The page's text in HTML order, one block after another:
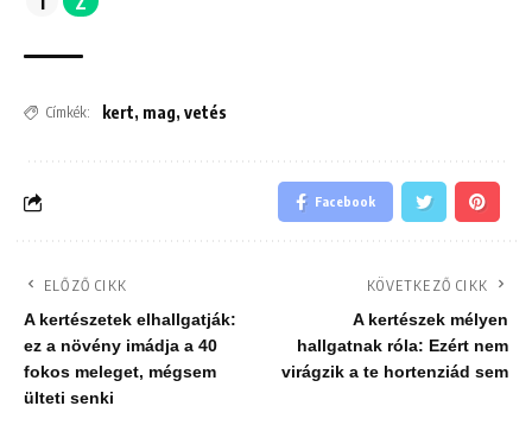
Címkék: kert, mag, vetés
Facebook
ELŐZŐ CIKK
A kertészetek elhallgatják:
ez a növény imádja a 40
fokos meleget, mégsem
ülteti senki
KÖVETKEZŐ CIKK
A kertészek mélyen
hallgatnak róla: Ezért nem
virágzik a te hortenziád sem